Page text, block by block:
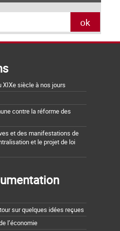
XIXe siècle à nos jours
contre la réforme des
et des manifestations de
et le projet de loi
sur quelques idées reçues
l’économie